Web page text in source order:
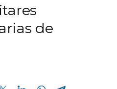
de
Compartir en Linkedin Compartir en Whatsapp